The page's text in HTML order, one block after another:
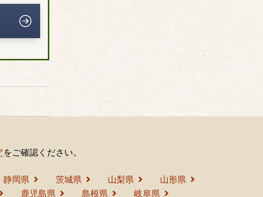
をご確認ください。
静岡県 茨城県 山梨県
山形県
鹿児島県 島根県 岐阜県